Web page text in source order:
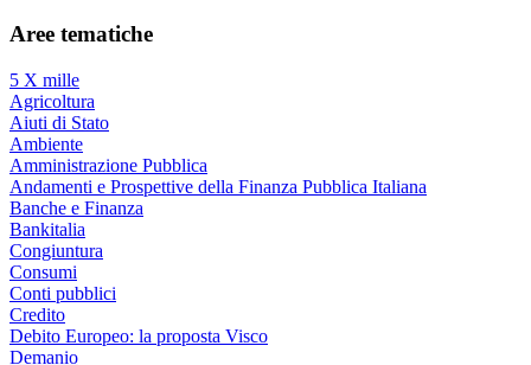
Aree tematiche
5 X mille
Agricoltura
Aiuti di Stato
Ambiente
Amministrazione Pubblica
Andamenti e Prospettive della Finanza Pubblica Italiana
Banche e Finanza
Bankitalia
Congiuntura
Consumi
Conti pubblici
Credito
Debito Europeo: la proposta Visco
Demanio